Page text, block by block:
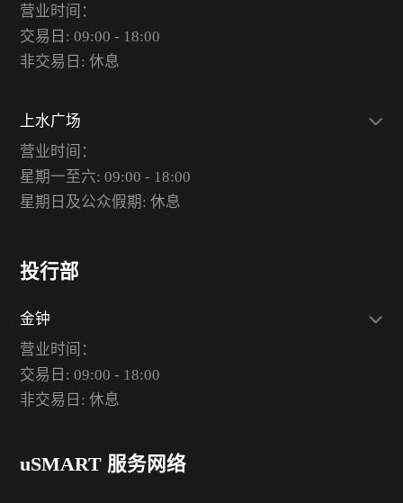
营业时间：
交易日: 09:00 - 18:00
非交易日: 休息
上水广场
营业时间：
星期一至六: 09:00 - 18:00
星期日及公众假期: 休息
投行部
金钟
营业时间：
交易日: 09:00 - 18:00
非交易日: 休息
uSMART 服务网络